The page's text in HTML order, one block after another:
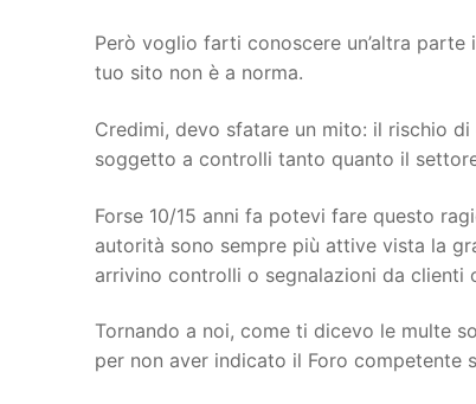
Però voglio farti conoscere un’altra
tuo sito non è a norma.
Credimi, devo sfatare un mito: il rischio
soggetto a controlli tanto quanto il
Forse 10/15 anni fa potevi fare questo
autorità sono sempre più attive vista la
arrivino controlli o segnalazioni da clienti
Tornando a noi, come ti dicevo le multe
per non aver indicato il Foro